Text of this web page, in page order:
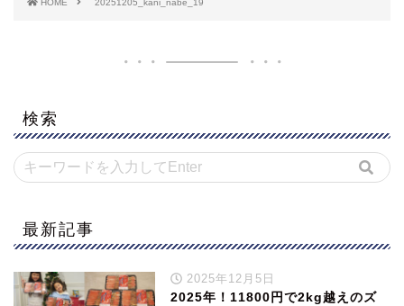
HOME 20251205_kani_nabe_19
検索
最新記事
2025年12月5日
2025年！11800円で2kg越えのズ